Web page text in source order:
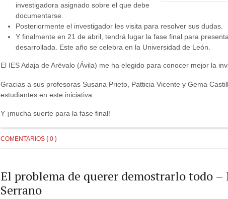
investigadora asignado sobre el que debe
documentarse.
Posteriormente el investigador les visita para resolver sus dudas.
Y finalmente en 21 de abril, tendrá lugar la fase final para
desarrollada. Este año se celebra en la Universidad de León.
El IES Adaja de Arévalo (Ávila) me ha elegido para conocer mejor la
Gracias a sus profesoras Susana Prieto, Patticia Vicente y Gema
estudiantes en este iniciativa.
Y ¡mucha suerte para la fase final!
COMENTARIOS { 0 }
El problema de querer demostrarlo todo –
Serrano